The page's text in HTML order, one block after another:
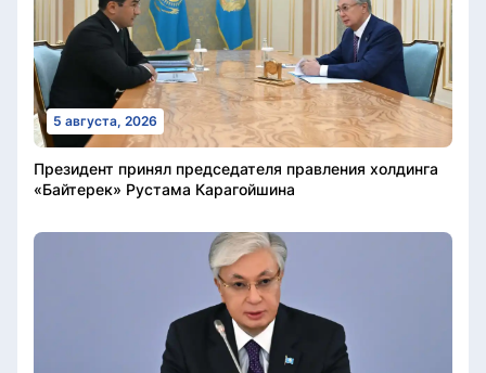
5 августа, 2026
Президент принял председателя правления холдинга
«Байтерек» Рустама Карагойшина